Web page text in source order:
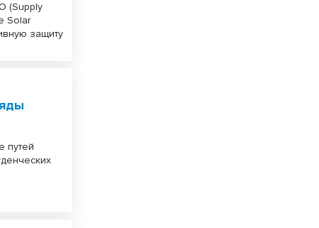
(Supply
Solar
защиту
путей